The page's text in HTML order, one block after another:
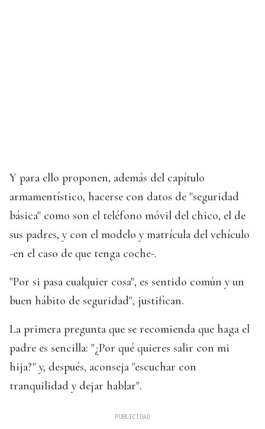
Y para ello proponen, además del capítulo
armamentístico, hacerse con datos de "seguridad
básica" como son el teléfono móvil del chico, el de
sus padres, y con el modelo y matrícula del vehículo
-en el caso de que tenga coche-.
"Por si pasa cualquier cosa", es sentido común y un
buen hábito de seguridad", justifican.
La primera pregunta que se recomienda que haga el
padre es sencilla: "¿Por qué quieres salir con mi
hija?" y, después, aconseja "escuchar con
tranquilidad y dejar hablar".